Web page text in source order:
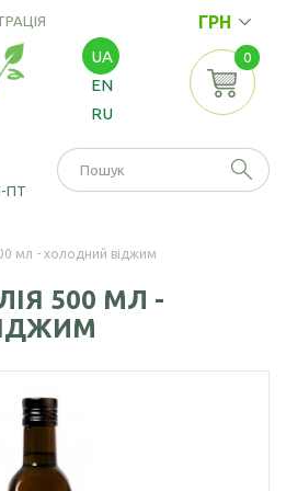
ГРН
UA
EN
RU
ПТ
0
мл - холодний віджим
500 МЛ -